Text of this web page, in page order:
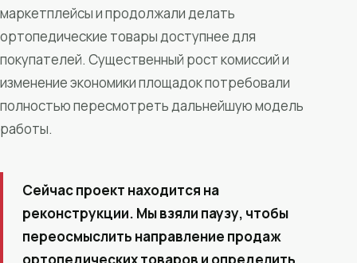
маркетплейсы и продолжали делать
ортопедические товары доступнее для
покупателей. Существенный рост комиссий и
изменение экономики площадок потребовали
полностью пересмотреть дальнейшую модель
работы.
Сейчас проект находится на
реконструкции. Мы взяли паузу, чтобы
переосмыслить направление продаж